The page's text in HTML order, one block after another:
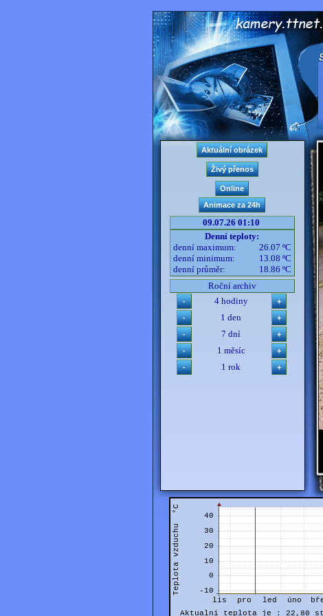
09.07.26 01:10
Denní teploty:
denní maximum:
26.07 ºC
denní minimum:
13.08 ºC
denní průměr:
18.86 ºC
Roční archiv
4 hodiny
1 den
7 dní
1 měsíc
1 rok